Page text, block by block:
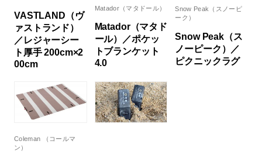
VASTLAND（ヴ
ァストランド）
／レジャーシー
ト厚手 200cm×2
00cm
Matador（マタドール）
Matador（マタド
ール）／ポケッ
トブランケット
4.0
Snow Peak（スノーピ
ーク）
Snow Peak（ス
ノーピーク）／
ピクニックラグ
Coleman （コールマ
ン）